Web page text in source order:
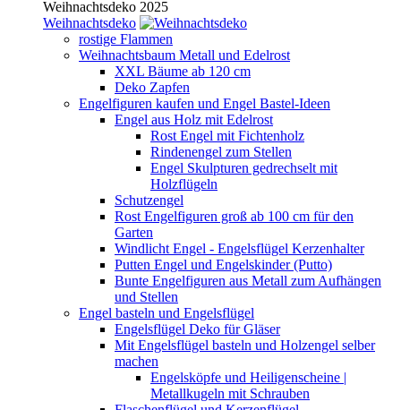
Weihnachtsdeko 2025
Weihnachtsdeko
rostige Flammen
Weihnachtsbaum Metall und Edelrost
XXL Bäume ab 120 cm
Deko Zapfen
Engelfiguren kaufen und Engel Bastel-Ideen
Engel aus Holz mit Edelrost
Rost Engel mit Fichtenholz
Rindenengel zum Stellen
Engel Skulpturen gedrechselt mit
Holzflügeln
Schutzengel
Rost Engelfiguren groß ab 100 cm für den
Garten
Windlicht Engel - Engelsflügel Kerzenhalter
Putten Engel und Engelskinder (Putto)
Bunte Engelfiguren aus Metall zum Aufhängen
und Stellen
Engel basteln und Engelsflügel
Engelsflügel Deko für Gläser
Mit Engelsflügel basteln und Holzengel selber
machen
Engelsköpfe und Heiligenscheine |
Metallkugeln mit Schrauben